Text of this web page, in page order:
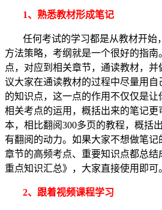
1、熟悉教材形成笔记
任何考试的学习都是从教材开始
方法策略，考纲就是一个很好的指
点，对应到相关章节，通读教材，
议大家在通读教材的过程中尽量用
的知识点，这一点的作用不仅仅是
相关考点的运用，概括出来的笔记
本，相比翻阅300多页的教程，概括
有翻阅的动力。如果大家不想做笔
章节的高频考点、重要知识点都总
重点知识汇总》，大家直接使用即可
2、跟着视频课程学习